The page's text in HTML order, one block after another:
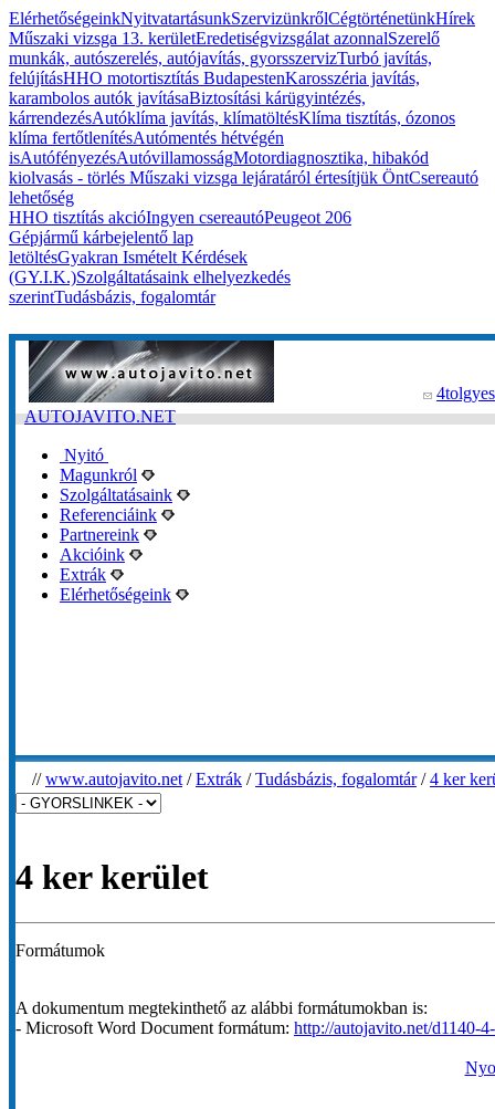
ElérhetőségeinkNyitvatartásunkSzervizünkrőlCégtörténetünkHírek
Műszaki vizsga 13. kerületEredetiségvizsgálat azonnalSzerelő
munkák, autószerelés, autójavítás, gyorsszervizTurbó javítás,
felújításHHO motortisztítás BudapestenKarosszéria javítás,
karambolos autók javításaBiztosítási kárügyintézés,
kárrendezésAutóklíma javítás, klímatöltésKlíma tisztítás, ózonos
klíma fertőtlenítésAutómentés hétvégén
isAutófényezésAutóvillamosságMotordiagnosztika, hibakód
kiolvasás - törlés Műszaki vizsga lejáratáról értesítjük ÖntCsereautó
lehetőség
HHO tisztítás akcióIngyen csereautóPeugeot 206
Gépjármű kárbejelentő lap
letöltésGyakran Ismételt Kérdések
(GY.I.K.)Szolgáltatásaink elhelyezkedés
szerintTudásbázis, fogalomtár
AUTOJAVITO.NET
Nyitó
Magunkról
Szolgáltatásaink
Referenciáink
Partnereink
Akcióink
Extrák
Elérhetőségeink
//www.autojavito.net /Extrák /Tudásbázis, fogalomtár/4 ker
4 ker kerület
Formátumok
A dokumentum megtekinthető az alábbi formátumokban is:
- Microsoft Word Document formátum: http://autojavito.net/d1140-